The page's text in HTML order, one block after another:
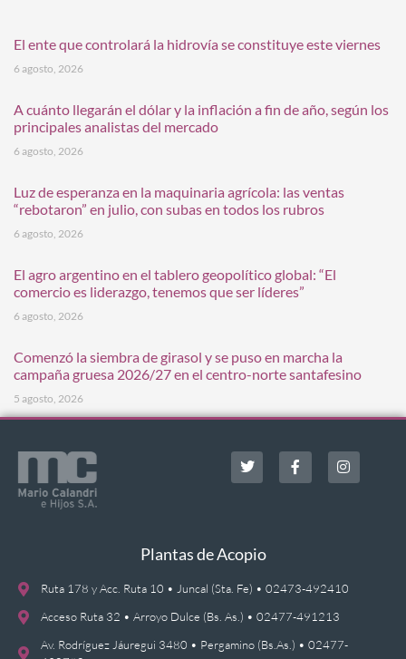
El ente que controlará la hidrovía se constituye este viernes
6 agosto, 2026
A cuánto llegarán el dólar y la inflación a fin de año, según los
principales analistas del mercado
6 agosto, 2026
Luz de esperanza en la maquinaria agrícola: las ventas
“rebotaron” en julio, con subas en todos los rubros
6 agosto, 2026
El agro argentino en el tablero geopolítico global: “El
comercio es liderazgo, tenemos que ser líderes”
6 agosto, 2026
Comenzó la siembra de girasol y se puso en marcha la
campaña gruesa 2026/27 en el centro-norte santafesino
5 agosto, 2026
Plantas de Acopio
Ruta 178 y Acc. Ruta 10 • Juncal (Sta. Fe) • 02473-492410
Acceso Ruta 32 • Arroyo Dulce (Bs. As.) • 02477-491213
Av. Rodríguez Jáuregui 3480 • Pergamino (Bs.As.) • 02477-